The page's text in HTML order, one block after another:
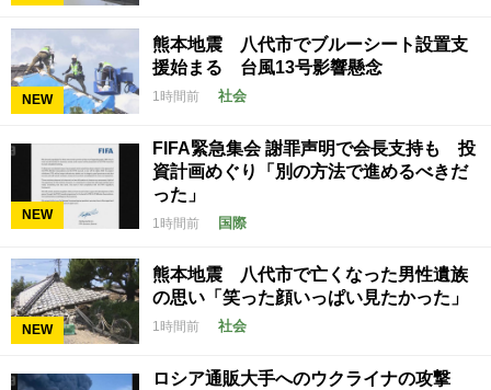
NEW
熊本地震 八代市でブルーシート設置支
援始まる 台風13号影響懸念
1時間前 社会
NEW
FIFA緊急集会 謝罪声明で会長支持も 投
資計画めぐり「別の方法で進めるべきだ
った」
1時間前 国際
NEW
熊本地震 八代市で亡くなった男性遺族
の思い「笑った顔いっぱい見たかった」
1時間前 社会
ロシア通販大手へのウクライナの攻撃